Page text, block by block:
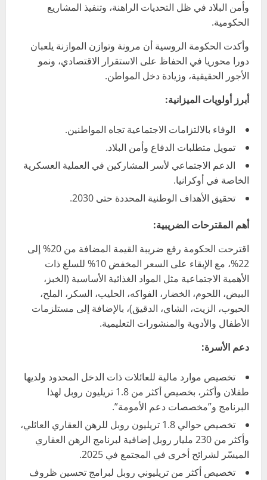
وأمن البلاد في ظل التحديات الراهنة، وتنفيذ المشاريع
الحكومية.
وأكدت الحكومة الروسية أن مرونة وتوازن الموازنة يلعبان
دورا محوريا في الحفاظ على الاستقرار الاقتصادي، ونمو
الأجور الحقيقية، وزيادة دخل المواطن.
أبرز أولويات الميزانية:
الوفاء بالالتزامات الاجتماعية تجاه المواطنين.
تمويل متطلبات الدفاع وأمن البلاد.
الدعم الاجتماعي لأسر المشاركين في العملية العسكرية
الخاصة في أوكرانيا.
تحقيق الأهداف الوطنية المحددة حتى 2030.
أهم المقترحات الضريبية:
اقترحت الحكومة رفع ضريبة القيمة المضافة من 20% إلى
22%، مع الإبقاء على السعر المخفض 10% للسلع ذات
الأهمية الاجتماعية مثل المواد الغذائية الأساسية (الخبز،
البيض، اللحوم، الخضار، الفواكه، الحليب، السكر، الملح،
الحبوب، الزيت، الشاي، الدقيق)، بالإضافة إلى مستلزمات
الأطفال والأدوية والمنشورات التعليمية.
دعم الأسرة:
تخصيص موارد مالية للعائلات ذات الدخل المحدود ولديها
طفلان وأكثر، بخصيص أكثر من 1.8 تريليون روبل لهذا
البرنامج و”مخصصات دعم الأمومة”.
تخصيص حوالي 1.8 تريليون روبل للرهن العقاري العائلي،
وأكثر من 230 مليار روبل إضافية لبرنامج الرهن العقاري
الميسّر لشرائح أخرى في المجتمع في 2025.
تخصيص أكثر من تريليوني روبل لبرامج تحسين ظروف